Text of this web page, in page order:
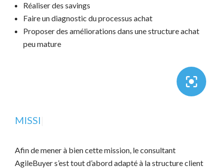
Réaliser des savings
Faire un diagnostic du processus achat
Proposer des améliorations dans une structure achat
peu mature
MISSION
Afin de mener à bien cette mission, le consultant
AgileBuyer s’est tout d’abord adapté à la structure client